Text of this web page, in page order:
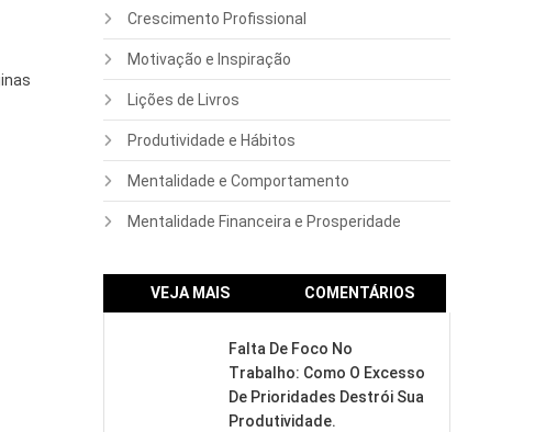
Crescimento Profissional
Motivação e Inspiração
Lições de Livros
Produtividade e Hábitos
Mentalidade e Comportamento
Mentalidade Financeira e Prosperidade
VEJA MAIS COMENTÁRIOS
Falta De Foco No
Trabalho: Como O Excesso
De Prioridades Destrói Sua
Produtividade.